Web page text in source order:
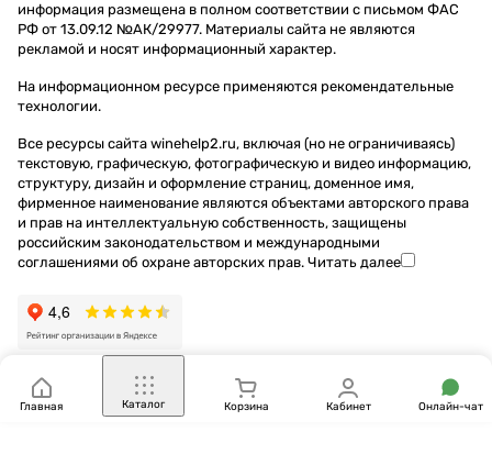
Главная Каталог Корзина Кабинет Онлайн-чат
информация размещена в полном соответствии с письмом ФАС
РФ от 13.09.12 №АК/29977. Материалы сайта не являются
рекламой и носят информационный характер.
На информационном ресурсе применяются рекомендательные
технологии.
Все ресурсы сайта winehelp2.ru, включая (но не ограничиваясь)
текстовую, графическую, фотографическую и видео информацию,
структуру, дизайн и оформление страниц, доменное имя,
фирменное наименование являются объектами авторского права
и прав на интеллектуальную собственность, защищены
российским законодательством и международными
соглашениями об охране авторских прав. Читать далее